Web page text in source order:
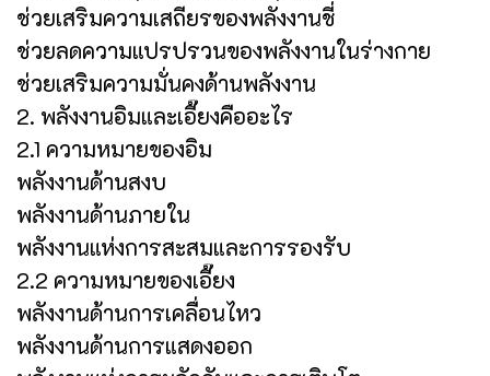
ช่วยเสริมความเสถียรของพลังงานชี่
ช่วยลดความแปรปรวนของพลังงานในร่างกาย
ช่วยเสริมความมั่นคงด้านพลังงาน
2. พลังงานอิมและเอี๊ยงคืออะไร
2.1 ความหมายของอิม
พลังงานด้านสงบ
พลังงานด้านภายใน
พลังงานแห่งการสะสมและการรองรับ
2.2 ความหมายของเอี๊ยง
พลังงานด้านการเคลื่อนไหว
พลังงานด้านการแสดงออก